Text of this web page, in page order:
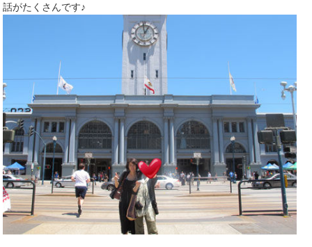
話がたくさんです♪